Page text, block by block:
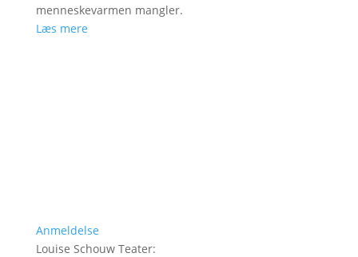
menneskevarmen mangler.
Læs mere
Anmeldelse
Louise Schouw Teater: